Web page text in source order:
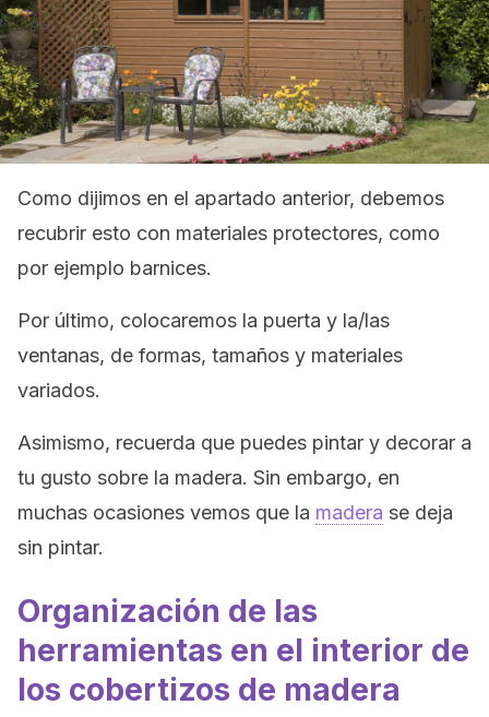
Como dijimos en el apartado anterior, debemos
recubrir esto con materiales protectores, como
por ejemplo barnices.
Por último, colocaremos la puerta y la/las
ventanas, de formas, tamaños y materiales
variados.
Asimismo, recuerda que puedes pintar y decorar a
tu gusto sobre la madera. Sin embargo, en
muchas ocasiones vemos que la madera se deja
sin pintar.
Organización de las
herramientas en el interior de
los cobertizos de madera